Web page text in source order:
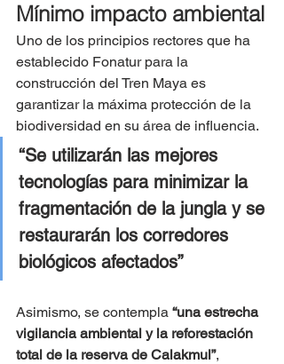
Mínimo impacto ambiental
Uno de los principios rectores que ha
establecido Fonatur para la
construcción del Tren Maya es
garantizar la máxima protección de la
biodiversidad en su área de influencia.
“Se utilizarán las mejores
tecnologías para minimizar la
fragmentación de la jungla y se
restaurarán los corredores
biológicos afectados”
Asimismo, se contempla “una estrecha
vigilancia ambiental y la reforestación
total de la reserva de Calakmul”,